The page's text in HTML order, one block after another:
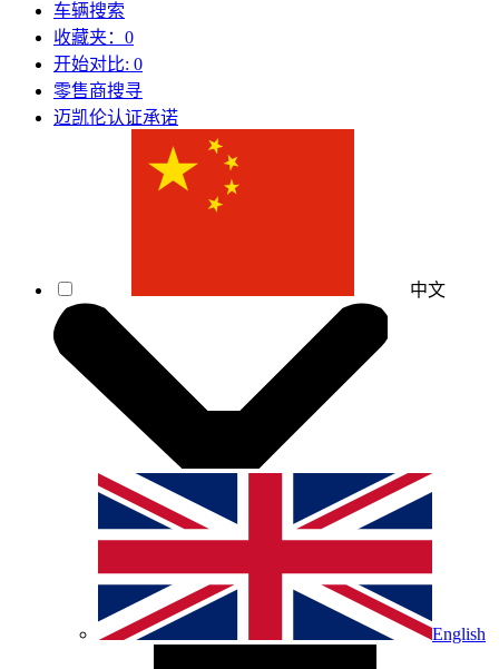
车辆搜索
收藏夹： 0
开始对比: 0
零售商搜寻
迈凯伦认证承诺
中文
English